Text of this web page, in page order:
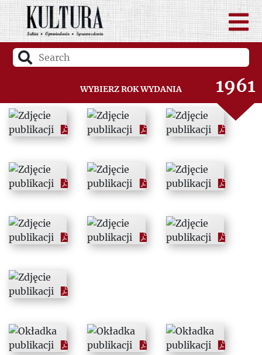
Wybierz rok wydania
1959
1960
1961
1962
1964
1965
1966
1969